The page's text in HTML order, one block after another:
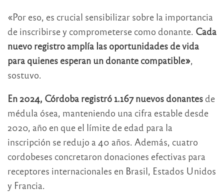
«Por eso, es crucial sensibilizar sobre la importancia
de inscribirse y comprometerse como donante. Cada
nuevo registro amplía las oportunidades de vida
para quienes esperan un donante compatible»,
sostuvo.
En 2024, Córdoba registró 1.167 nuevos donantes de
médula ósea, manteniendo una cifra estable desde
2020, año en que el límite de edad para la
inscripción se redujo a 40 años. Además, cuatro
cordobeses concretaron donaciones efectivas para
receptores internacionales en Brasil, Estados Unidos
y Francia.